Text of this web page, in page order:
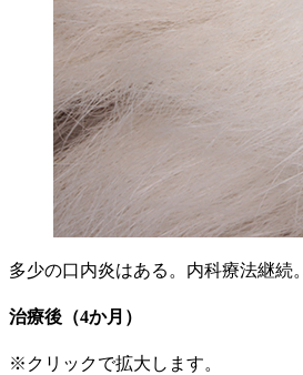
多少の口内炎はある。内科療法継続。
治療後（4か月）
※クリックで拡大します。